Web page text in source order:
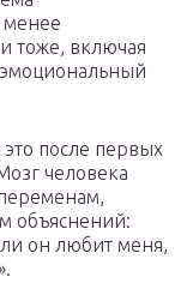
менее
тоже, включая
после первых
человека
объяснений:
он любит меня,